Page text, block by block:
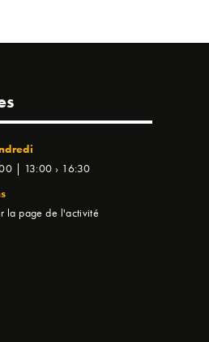
| 13:00 › 16:30
la page de l'activité